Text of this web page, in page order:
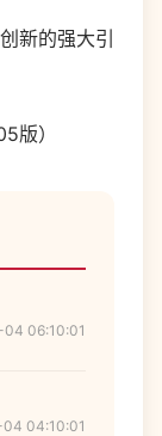
新的强大引
版）
06:10:01
04:10:01